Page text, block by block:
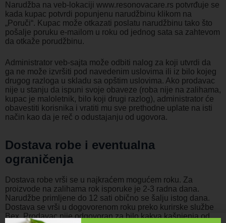
Narudžba na veb-lokaciji www.resonovacare.rs potvrđuje se
kada kupac potvrdi popunjenu narudžbinu klikom na
„Poruči“. Kupac može otkazati poslatu narudžbinu tako što
pošalje poruku e-mailom u roku od jednog sata sa zahtevom
da otkaže porudžbinu.
Administrator veb-sajta može odbiti nalog za koji utvrdi da
ga ne može izvršiti pod navedenim uslovima ili iz bilo kojeg
drugog razloga u skladu sa opštim uslovima. Ako prodavac
nije u stanju da ispuni svoje obaveze (roba nije na zalihama,
kupac je maloletnik, bilo koji drugi razlog), administrator će
obavestiti korisnika i vratiti mu sve prethodne uplate na isti
način kao da je reč o odustajanju od ugovora.
Dostava robe i eventualna
ograničenja
Dostava robe vrši se u najkraćem mogućem roku. Za
proizvode na zalihama rok isporuke je 2-3 radna dana.
Narudžbe primljene do 12 sati obično se šalju istog dana.
Dostava se vrši u dogovorenom roku preko kurirske službe
Bex. Prodavac nije odgovoran za bilo kakva kašnjenja od